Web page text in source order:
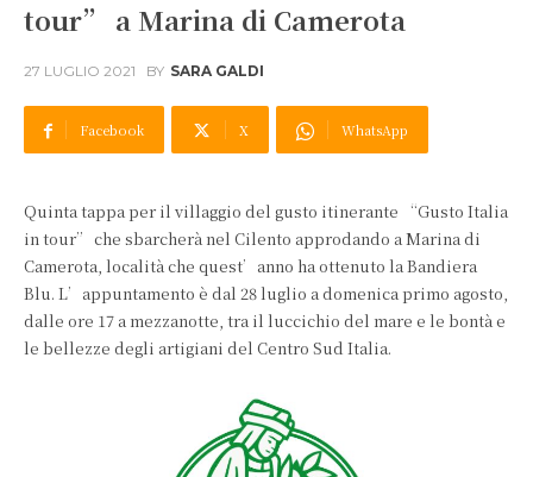
tour” a Marina di Camerota
27 LUGLIO 2021 BY SARA GALDI
Facebook X WhatsApp
Quinta tappa per il villaggio del gusto itinerante “Gusto Italia
in tour” che sbarcherà nel Cilento approdando a Marina di
Camerota, località che quest’anno ha ottenuto la Bandiera
Blu. L’appuntamento è dal 28 luglio a domenica primo agosto,
dalle ore 17 a mezzanotte, tra il luccichio del mare e le bontà e
le bellezze degli artigiani del Centro Sud Italia.